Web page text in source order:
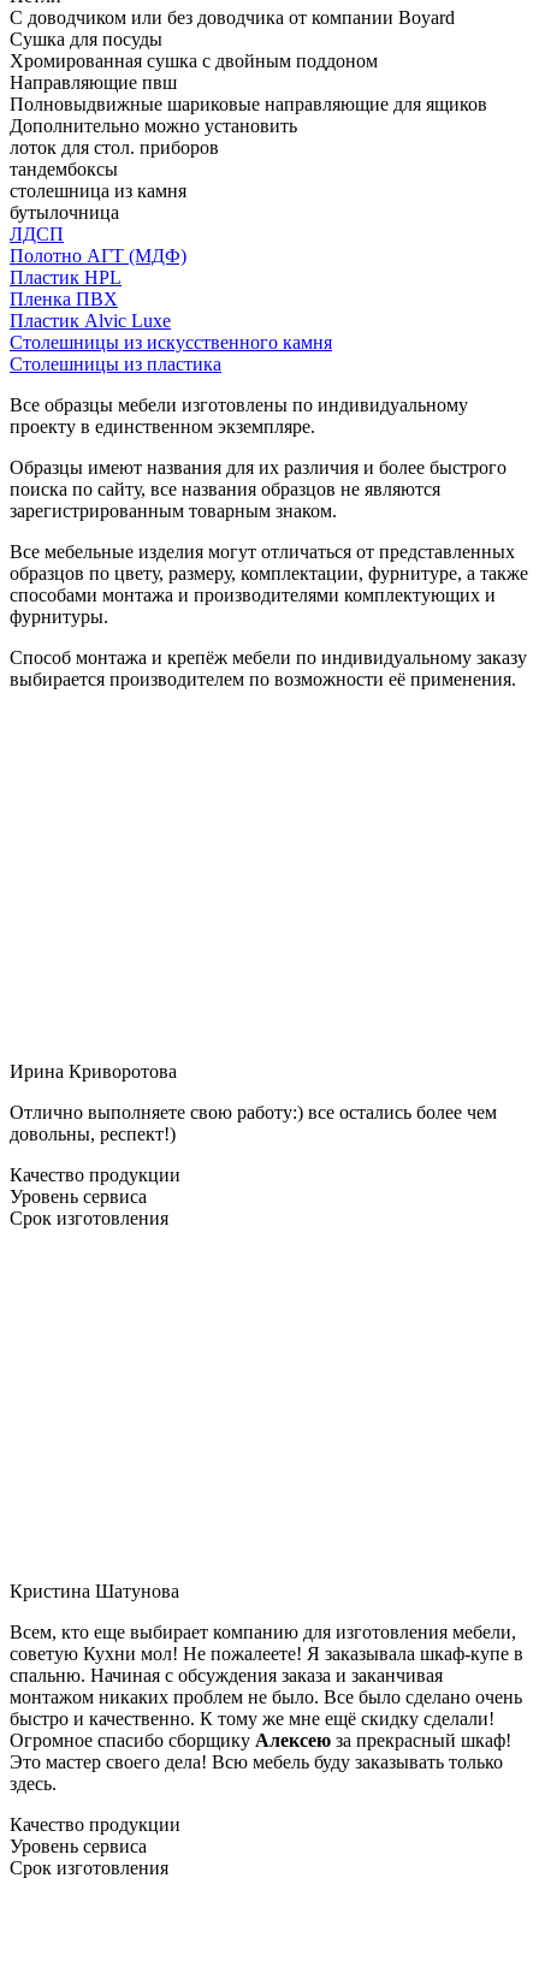
С доводчиком или без доводчика от компании Boyard
Сушка для посуды
Хромированная сушка с двойным поддоном
Направляющие пвш
Полновыдвижные шариковые направляющие для ящиков
Дополнительно можно установить
лоток для стол. приборов
тандембоксы
столешница из камня
бутылочница
ЛДСП
Полотно АГТ (МДФ)
Пластик HPL
Пленка ПВХ
Пластик Alvic Luxe
Столешницы из искусственного камня
Столешницы из пластика
Все образцы мебели изготовлены по индивидуальному
проекту в единственном экземпляре.
Образцы имеют названия для их различия и более быстрого
поиска по сайту, все названия образцов не являются
зарегистрированным товарным знаком.
Все мебельные изделия могут отличаться от представленных
образцов по цвету, размеру, комплектации, фурнитуре, а также
способами монтажа и производителями комплектующих и
фурнитуры.
Способ монтажа и крепёж мебели по индивидуальному заказу
выбирается производителем по возможности её применения.
Ирина Криворотова
Отлично выполняете свою работу:) все остались более чем
довольны, респект!)
Качество продукции
Уровень сервиса
Срок изготовления
Кристина Шатунова
Всем, кто еще выбирает компанию для изготовления мебели,
советую Кухни мол! Не пожалеете! Я заказывала шкаф-купе в
спальню. Начиная с обсуждения заказа и заканчивая
монтажом никаких проблем не было. Все было сделано очень
быстро и качественно. К тому же мне ещё скидку сделали!
Огромное спасибо сборщику Алексею за прекрасный шкаф!
Это мастер своего дела! Всю мебель буду заказывать только
здесь.
Качество продукции
Уровень сервиса
Срок изготовления